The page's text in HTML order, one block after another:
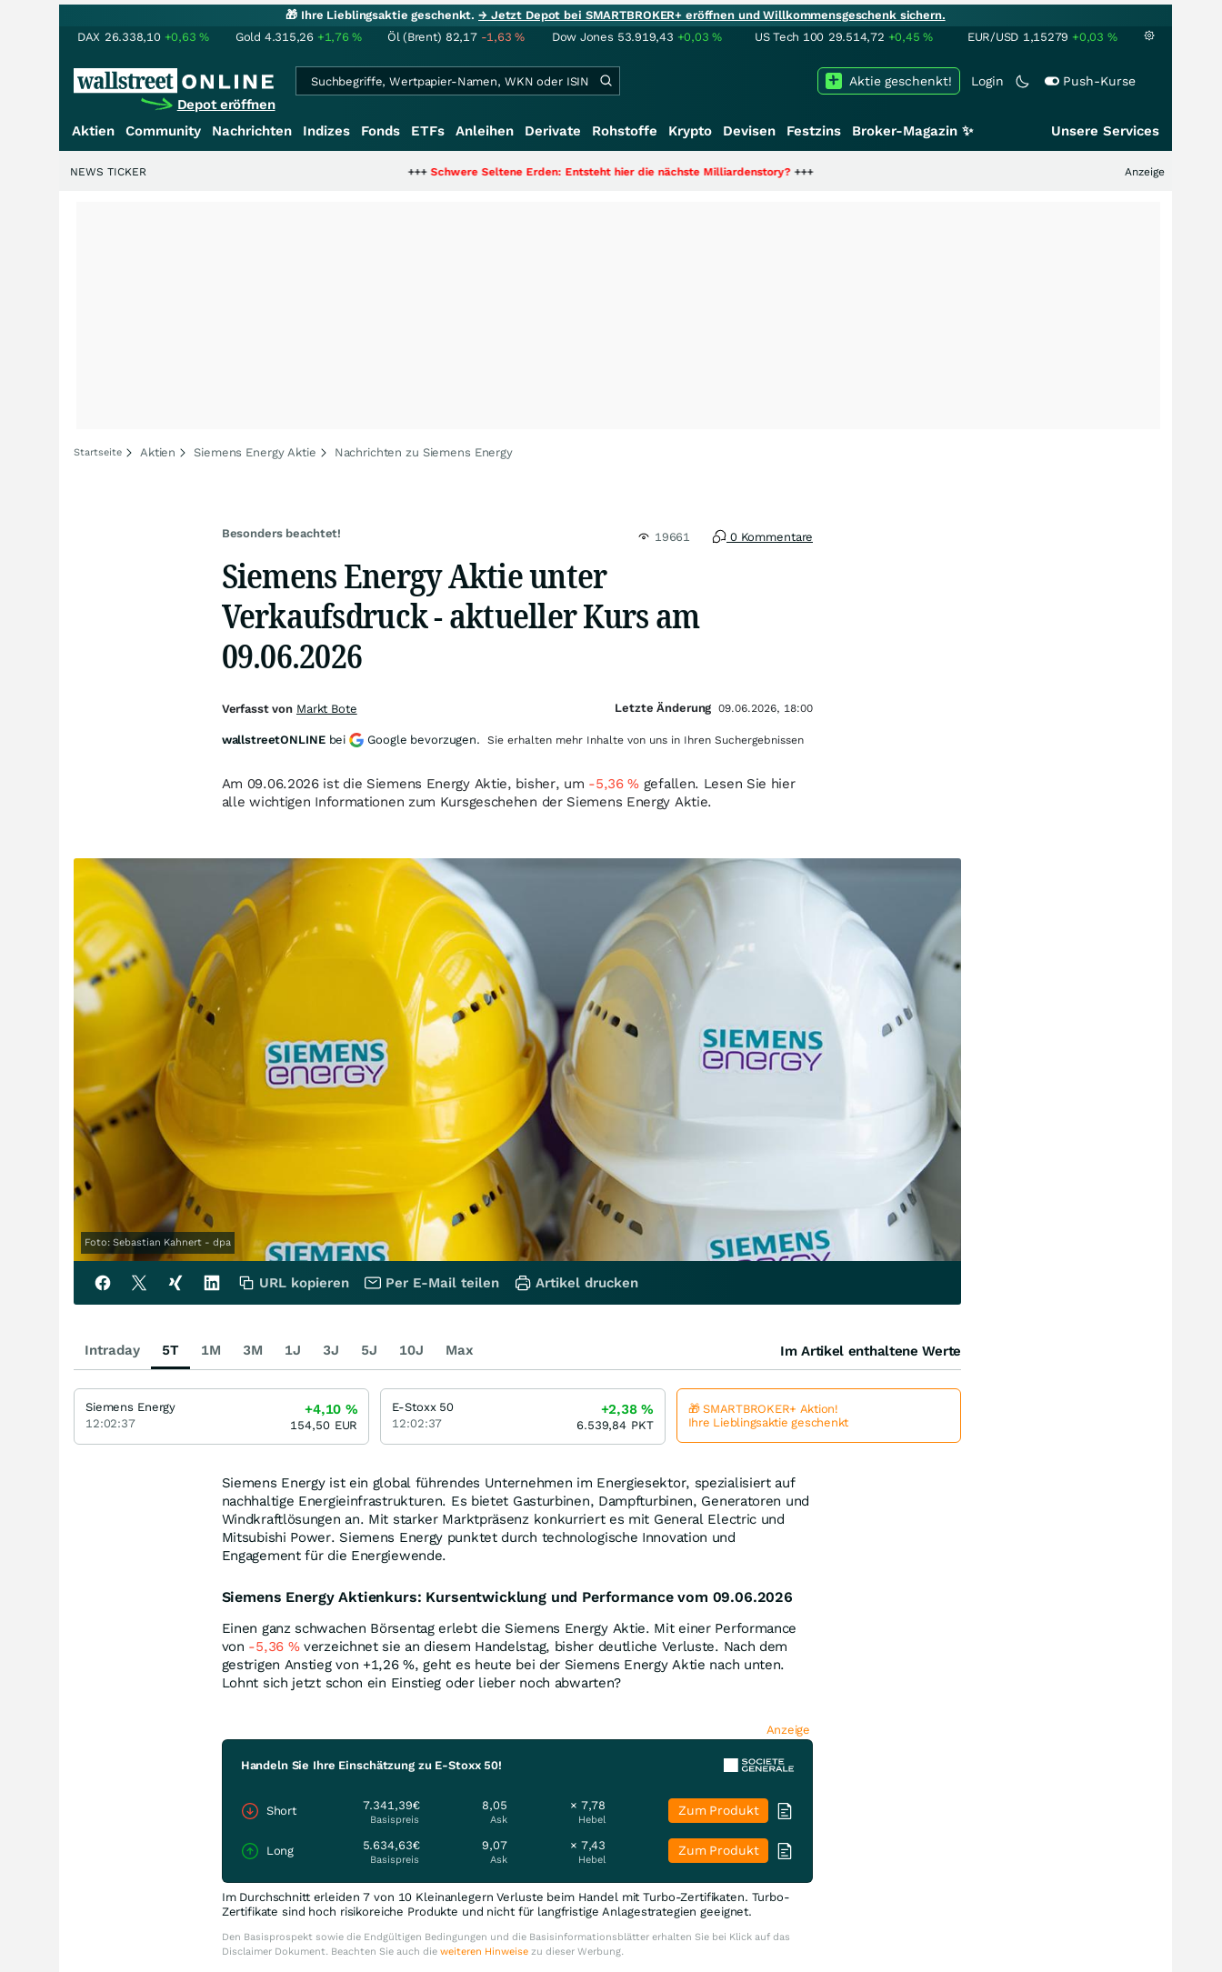
🎁 Ihre Lieblingsaktie geschenkt.→ Jetzt Depot bei SMARTBROKER+ eröffnen und Willkommensgeschenk sichern.
DAX 26.338,10 +0,63% Gold 4.315,26 +1,76% Öl (Brent) 82,17 -1,63% Dow Jones 53.919,43 +0,03% US Tech 100 29.514,72 +0,45% EUR/USD 1,15279 +0,03 %
Depot eröffnen
Login Push-Kurse
Aktie geschenkt!
Aktien Community Nachrichten Indizes Fonds ETFs Anleihen Derivate Rohstoffe Krypto Devisen Festzins Broker-Magazin ✨ Unsere Services
Schwere Seltene Erden: Entsteht hier die nächste Milliardenstory?+++ Anzeige
NEWS TICKER
Startseite Aktien Siemens Energy Aktie Nachrichten zu Siemens Energy
Besonders beachtet! 19661 0 Kommentare
Siemens Energy Aktie unter
Verkaufsdruck - aktueller Kurs am
09.06.2026
Am 09.06.2026 ist die Siemens Energy Aktie, bisher, um -5,36% gefallen. Lesen Sie hier
alle wichtigen Informationen zum Kursgeschehen der Siemens Energy Aktie.
Foto: Sebastian Kahnert - dpa
Siemens Energy ist ein global führendes Unternehmen im Energiesektor, spezialisiert auf
nachhaltige Energieinfrastrukturen. Es bietet Gasturbinen, Dampfturbinen, Generatoren und
Windkraftlösungen an. Mit starker Marktpräsenz konkurriert es mit General Electric und
Mitsubishi Power. Siemens Energy punktet durch technologische Innovation und
Engagement für die Energiewende.
Siemens Energy Aktienkurs: Kursentwicklung und Performance vom 09.06.2026
Einen ganz schwachen Börsentag erlebt die Siemens Energy Aktie. Mit einer Performance
von -5,36 %verzeichnet sie an diesem Handelstag, bisher deutliche Verluste. Nach dem
gestrigen Anstieg von +1,26%, geht es heute bei der Siemens Energy Aktie nach unten.
Lohnt sich jetzt schon ein Einstieg oder lieber noch abwarten?
Anzeige
Handeln Sie Ihre Einschätzung zu E-Stoxx 50!
Short 7.341,39€
Basispreis
8,05
Ask
× 7,78
Hebel
Zum Produkt
Long 5.634,63€
Basispreis
9,07
Ask
× 7,43
Hebel
Zum Produkt
Im Durchschnitt erleiden 7 von 10 Kleinanlegern Verluste beim Handel mit Turbo-Zertifikaten. Turbo-
Zertifikate sind hoch risikoreiche Produkte und nicht für langfristige Anlagestrategien geeignet.
Den Basisprospekt sowie die Endgültigen Bedingungen und die Basisinformationsblätter erhalten Sie bei Klick auf das
Disclaimer Dokument. Beachten Sie auch die weiteren Hinweisezu dieser Werbung.
Verfasst von Markt Bote Letzte Änderung 09.06.2026, 18:00
wallstreetONLINE bei Google bevorzugen. Sie erhalten mehr Inhalte von uns in Ihren Suchergebnissen
URL kopieren Per E-Mail teilen Artikel drucken
Intraday 5T 1M 3M 1J 3J 5J 10J Max Im Artikel enthaltene Werte
Siemens Energy
12:02:37
+4,10 %
154,50 EUR
E-Stoxx 50
12:02:37
+2,38 %
6.539,84 PKT
🎁 SMARTBROKER+ Aktion!
Ihre Lieblingsaktie geschenkt